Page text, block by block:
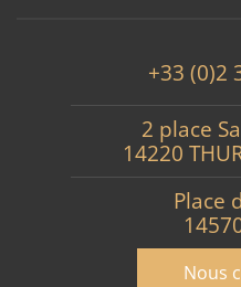
+33 (0)2
2 place
14220
Place
Nous